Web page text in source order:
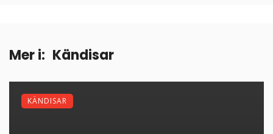
Mer i: Kändisar
KÄNDISAR